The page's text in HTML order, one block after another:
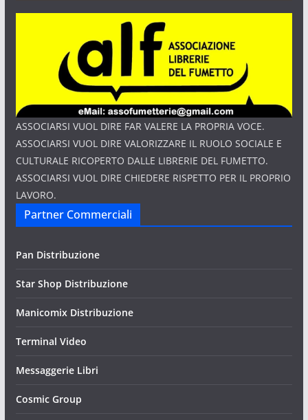
ASSOCIARSI VUOL DIRE FAR VALERE LA PROPRIA VOCE.
ASSOCIARSI VUOL DIRE VALORIZZARE IL RUOLO SOCIALE E
CULTURALE RICOPERTO DALLE LIBRERIE DEL FUMETTO.
ASSOCIARSI VUOL DIRE CHIEDERE RISPETTO PER IL PROPRIO
LAVORO.
Partner Commerciali
Pan Distribuzione
Star Shop Distribuzione
Manicomix Distribuzione
Terminal Video
Messaggerie Libri
Cosmic Group